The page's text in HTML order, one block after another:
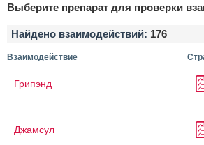
Выберите препарат для проверки
Найдено взаимодействий: 176
Взаимодействие
Грипэнд
Джамсул